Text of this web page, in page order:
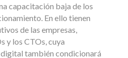
capacitación baja de los
En ello tienen
de las empresas,
y los CTOs, cuya
también condicionará